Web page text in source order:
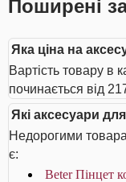
Поширені
Яка ціна на
Вартість товару в
починається від
Які аксесуари
Недорогими
є:
Beter Пінцет